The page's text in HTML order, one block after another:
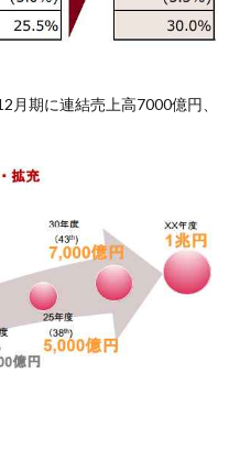
月期に連結売上高7000億円、